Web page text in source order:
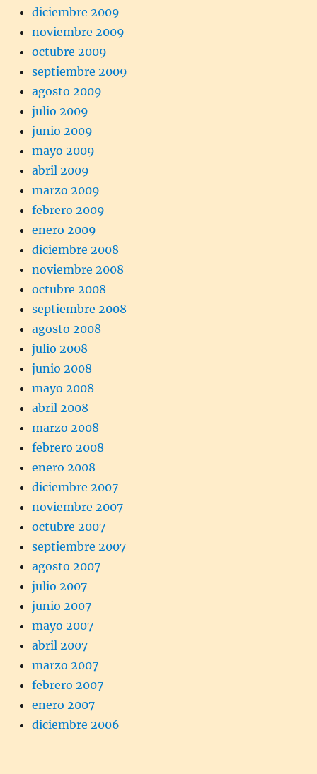
diciembre 2009
noviembre 2009
octubre 2009
septiembre 2009
agosto 2009
julio 2009
junio 2009
mayo 2009
abril 2009
marzo 2009
febrero 2009
enero 2009
diciembre 2008
noviembre 2008
octubre 2008
septiembre 2008
agosto 2008
julio 2008
junio 2008
mayo 2008
abril 2008
marzo 2008
febrero 2008
enero 2008
diciembre 2007
noviembre 2007
octubre 2007
septiembre 2007
agosto 2007
julio 2007
junio 2007
mayo 2007
abril 2007
marzo 2007
febrero 2007
enero 2007
diciembre 2006